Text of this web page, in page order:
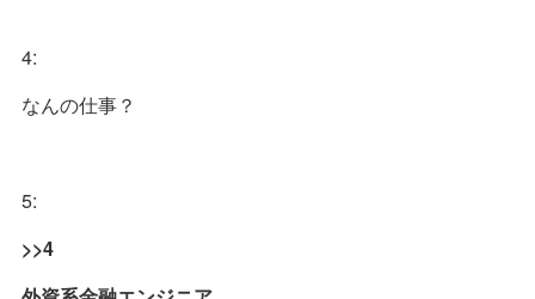
4:
なんの仕事？
5:
>>4